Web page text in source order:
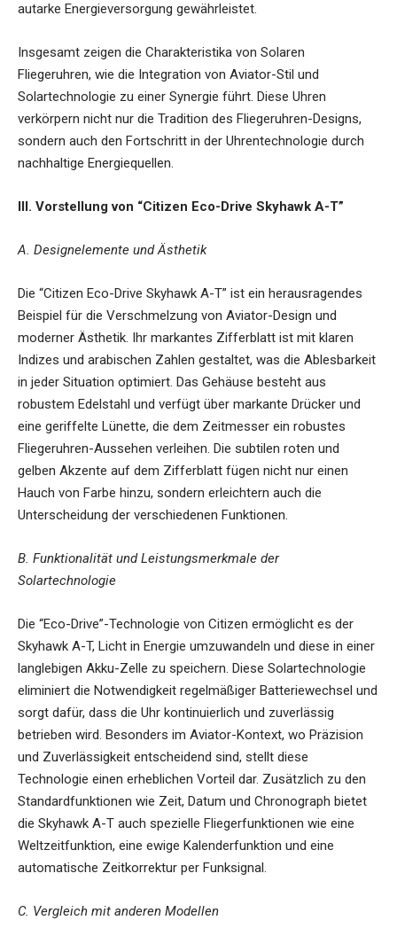
autarke Energieversorgung gewährleistet.
Insgesamt zeigen die Charakteristika von Solaren
Fliegeruhren, wie die Integration von Aviator-Stil und
Solartechnologie zu einer Synergie führt. Diese Uhren
verkörpern nicht nur die Tradition des Fliegeruhren-Designs,
sondern auch den Fortschritt in der Uhrentechnologie durch
nachhaltige Energiequellen.
III. Vorstellung von “Citizen Eco-Drive Skyhawk A-T”
A. Designelemente und Ästhetik
Die “Citizen Eco-Drive Skyhawk A-T” ist ein herausragendes
Beispiel für die Verschmelzung von Aviator-Design und
moderner Ästhetik. Ihr markantes Zifferblatt ist mit klaren
Indizes und arabischen Zahlen gestaltet, was die Ablesbarkeit
in jeder Situation optimiert. Das Gehäuse besteht aus
robustem Edelstahl und verfügt über markante Drücker und
eine geriffelte Lünette, die dem Zeitmesser ein robustes
Fliegeruhren-Aussehen verleihen. Die subtilen roten und
gelben Akzente auf dem Zifferblatt fügen nicht nur einen
Hauch von Farbe hinzu, sondern erleichtern auch die
Unterscheidung der verschiedenen Funktionen.
B. Funktionalität und Leistungsmerkmale der
Solartechnologie
Die “Eco-Drive”-Technologie von Citizen ermöglicht es der
Skyhawk A-T, Licht in Energie umzuwandeln und diese in einer
langlebigen Akku-Zelle zu speichern. Diese Solartechnologie
eliminiert die Notwendigkeit regelmäßiger Batteriewechsel und
sorgt dafür, dass die Uhr kontinuierlich und zuverlässig
betrieben wird. Besonders im Aviator-Kontext, wo Präzision
und Zuverlässigkeit entscheidend sind, stellt diese
Technologie einen erheblichen Vorteil dar. Zusätzlich zu den
Standardfunktionen wie Zeit, Datum und Chronograph bietet
die Skyhawk A-T auch spezielle Fliegerfunktionen wie eine
Weltzeitfunktion, eine ewige Kalenderfunktion und eine
automatische Zeitkorrektur per Funksignal.
C. Vergleich mit anderen Modellen